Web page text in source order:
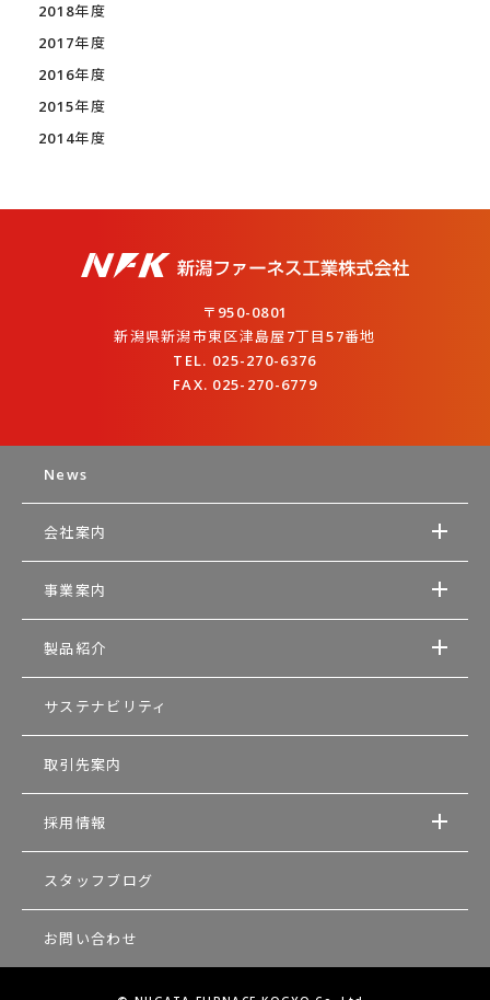
2018年度
2017年度
2016年度
2015年度
2014年度
〒950-0801
新潟県新潟市東区津島屋7丁目57番地
TEL. 025-270-6376
FAX. 025-270-6779
News
会社案内
事業案内
製品紹介
サステナビリティ
取引先案内
採用情報
スタッフブログ
お問い合わせ